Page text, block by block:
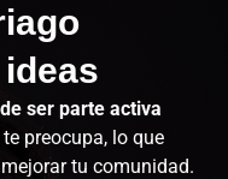
ser parte activa
preocupa, lo que
tu comunidad.